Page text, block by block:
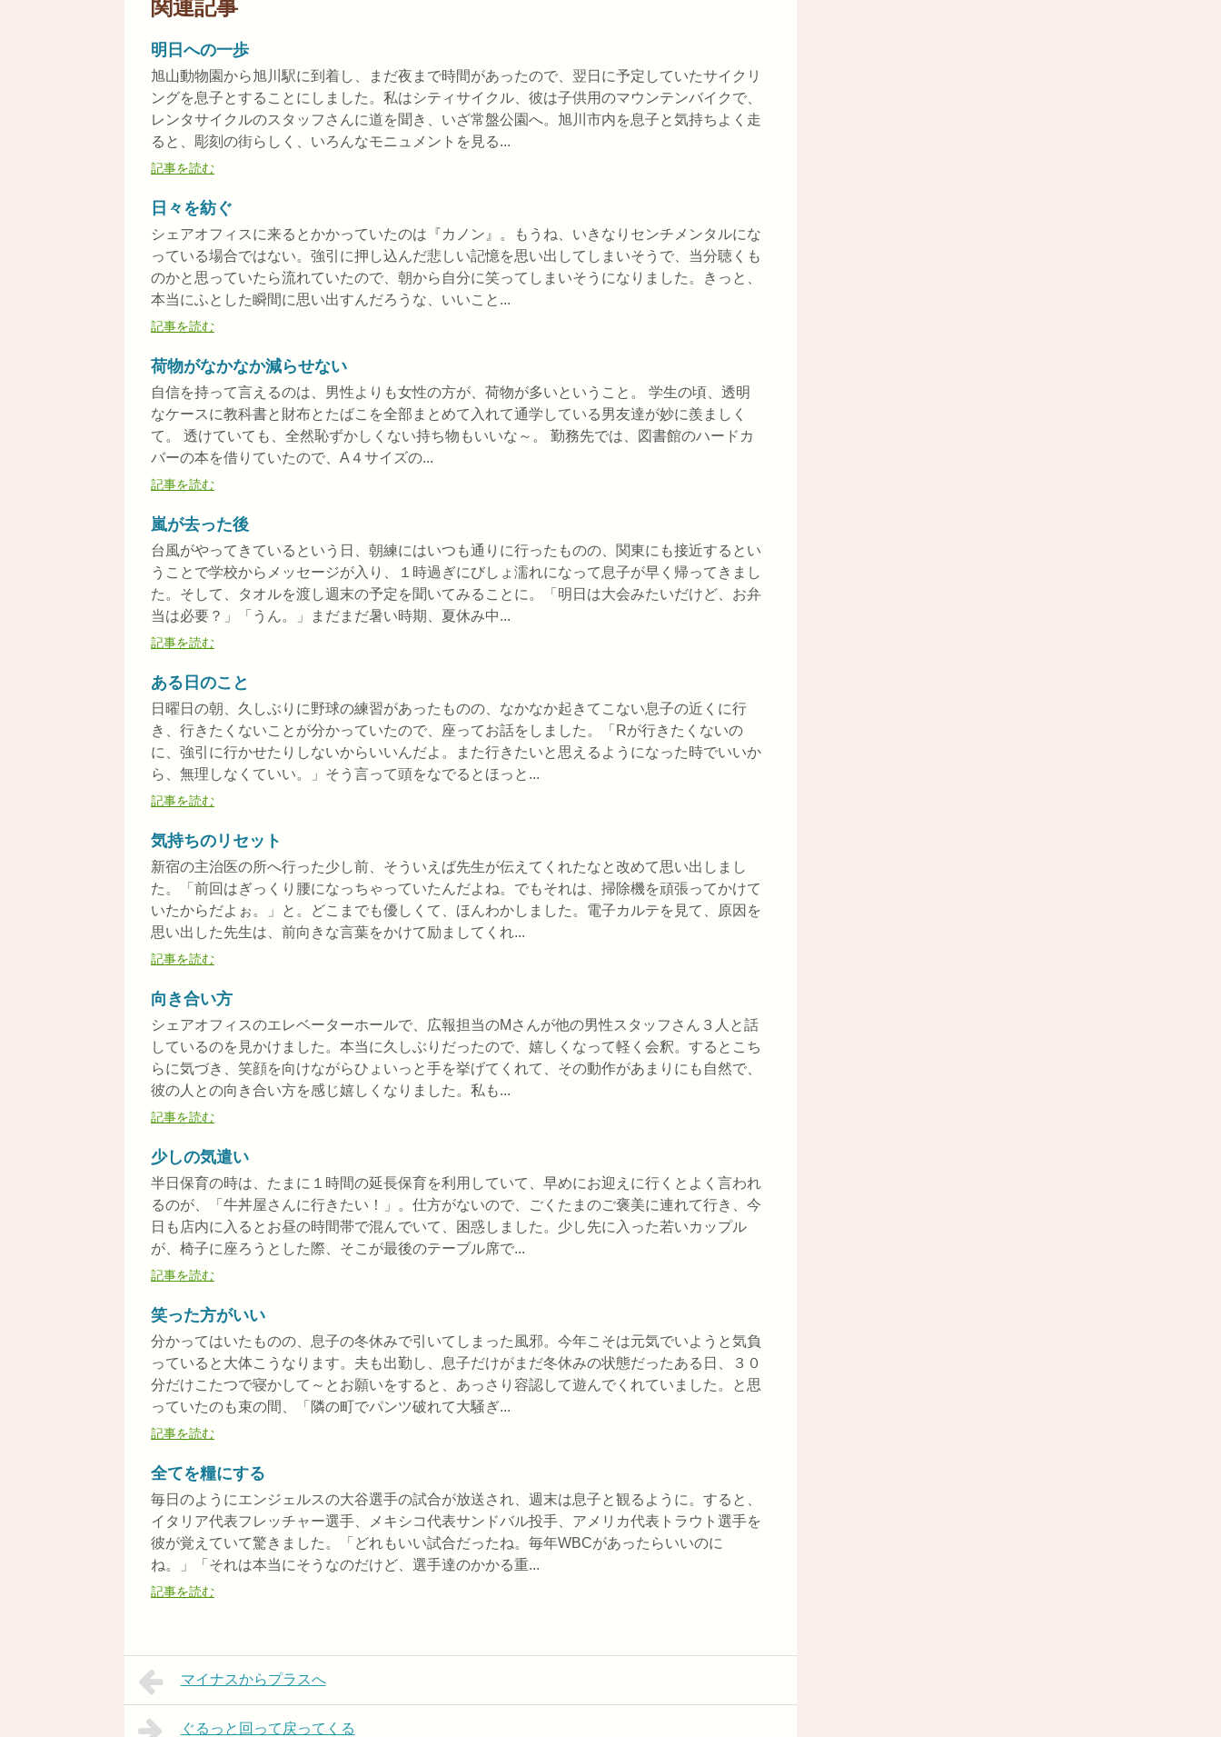
関連記事
明日への一歩
旭山動物園から旭川駅に到着し、まだ夜まで時間があったので、翌日に予定していたサイクリ
ングを息子とすることにしました。私はシティサイクル、彼は子供用のマウンテンバイクで、
レンタサイクルのスタッフさんに道を聞き、いざ常盤公園へ。旭川市内を息子と気持ちよく走
ると、彫刻の街らしく、いろんなモニュメントを見る...
記事を読む
日々を紡ぐ
シェアオフィスに来るとかかっていたのは『カノン』。もうね、いきなりセンチメンタルにな
っている場合ではない。強引に押し込んだ悲しい記憶を思い出してしまいそうで、当分聴くも
のかと思っていたら流れていたので、朝から自分に笑ってしまいそうになりました。きっと、
本当にふとした瞬間に思い出すんだろうな、いいこと...
記事を読む
荷物がなかなか減らせない
自信を持って言えるのは、男性よりも女性の方が、荷物が多いということ。 学生の頃、透明
なケースに教科書と財布とたばこを全部まとめて入れて通学している男友達が妙に羨ましく
て。 透けていても、全然恥ずかしくない持ち物もいいな～。 勤務先では、図書館のハードカ
バーの本を借りていたので、A４サイズの...
記事を読む
嵐が去った後
台風がやってきているという日、朝練にはいつも通りに行ったものの、関東にも接近するとい
うことで学校からメッセージが入り、１時過ぎにびしょ濡れになって息子が早く帰ってきまし
た。そして、タオルを渡し週末の予定を聞いてみることに。「明日は大会みたいだけど、お弁
当は必要？」「うん。」まだまだ暑い時期、夏休み中...
記事を読む
ある日のこと
日曜日の朝、久しぶりに野球の練習があったものの、なかなか起きてこない息子の近くに行
き、行きたくないことが分かっていたので、座ってお話をしました。「Rが行きたくないの
に、強引に行かせたりしないからいいんだよ。また行きたいと思えるようになった時でいいか
ら、無理しなくていい。」そう言って頭をなでるとほっと...
記事を読む
気持ちのリセット
新宿の主治医の所へ行った少し前、そういえば先生が伝えてくれたなと改めて思い出しまし
た。「前回はぎっくり腰になっちゃっていたんだよね。でもそれは、掃除機を頑張ってかけて
いたからだよぉ。」と。どこまでも優しくて、ほんわかしました。電子カルテを見て、原因を
思い出した先生は、前向きな言葉をかけて励ましてくれ...
記事を読む
向き合い方
シェアオフィスのエレベーターホールで、広報担当のMさんが他の男性スタッフさん３人と話
しているのを見かけました。本当に久しぶりだったので、嬉しくなって軽く会釈。するとこち
らに気づき、笑顔を向けながらひょいっと手を挙げてくれて、その動作があまりにも自然で、
彼の人との向き合い方を感じ嬉しくなりました。私も...
記事を読む
少しの気遣い
半日保育の時は、たまに１時間の延長保育を利用していて、早めにお迎えに行くとよく言われ
るのが、「牛丼屋さんに行きたい！」。仕方がないので、ごくたまのご褒美に連れて行き、今
日も店内に入るとお昼の時間帯で混んでいて、困惑しました。少し先に入った若いカップル
が、椅子に座ろうとした際、そこが最後のテーブル席で...
記事を読む
笑った方がいい
分かってはいたものの、息子の冬休みで引いてしまった風邪。今年こそは元気でいようと気負
っていると大体こうなります。夫も出勤し、息子だけがまだ冬休みの状態だったある日、３０
分だけこたつで寝かして～とお願いをすると、あっさり容認して遊んでくれていました。と思
っていたのも束の間、「隣の町でパンツ破れて大騒ぎ...
記事を読む
全てを糧にする
毎日のようにエンジェルスの大谷選手の試合が放送され、週末は息子と観るように。すると、
イタリア代表フレッチャー選手、メキシコ代表サンドバル投手、アメリカ代表トラウト選手を
彼が覚えていて驚きました。「どれもいい試合だったね。毎年WBCがあったらいいのに
ね。」「それは本当にそうなのだけど、選手達のかかる重...
記事を読む
マイナスからプラスへ
ぐるっと回って戻ってくる